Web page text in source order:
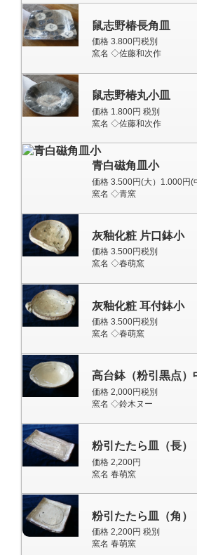
鼠志野椿長角皿
価格 3.800円税別
窯名 ◇佐藤和次作
鼠志野椿丸小皿
価格 1.800円 税別
窯名 ◇佐藤和次作
青白磁角皿小
窯名 ◇青窯
灰釉化粧 片口鉢小
価格 3.500円税別
窯名 ◇春萌窯
灰釉化粧 耳付鉢小
価格 3.500円税別
窯名 ◇春萌窯
高台鉢（粉引黒点）
価格 2,000円税別
窯名 ◇鈴木ヌー
粉引たたら皿（長）
価格 2,200円
窯名 春萌窯
粉引たたら皿（角）
価格 2,200円 税別
窯名 春萌窯